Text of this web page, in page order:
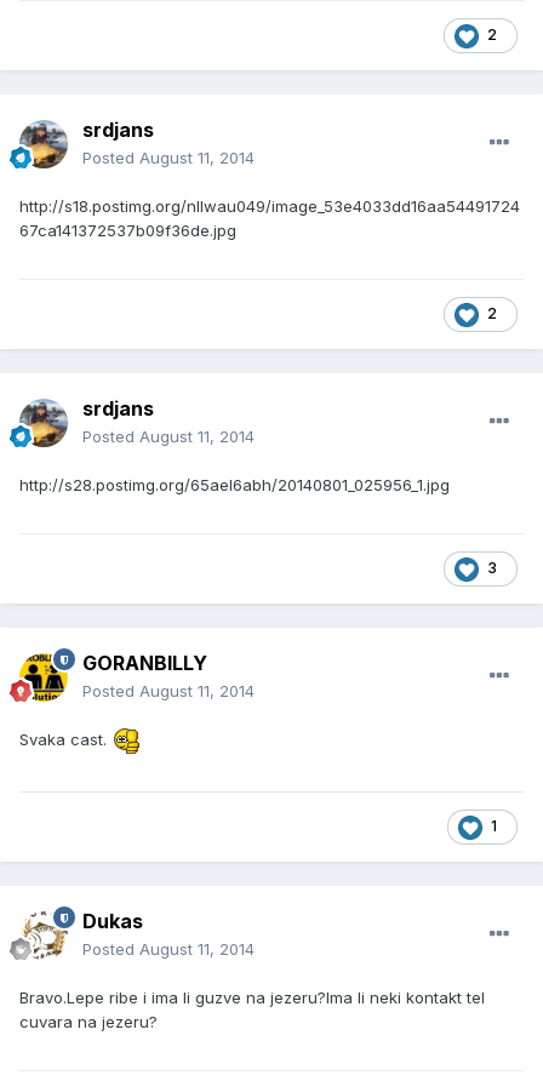
2
srdjans
Posted August 11, 2014
http://s18.postimg.org/nllwau049/image_53e4033dd16aa54491724
67ca141372537b09f36de.jpg
2
srdjans
Posted August 11, 2014
http://s28.postimg.org/65ael6abh/20140801_025956_1.jpg
3
GORANBILLY
Posted August 11, 2014
Svaka cast.
1
Dukas
Posted August 11, 2014
Bravo.Lepe ribe i ima li guzve na jezeru?Ima li neki kontakt tel
cuvara na jezeru?